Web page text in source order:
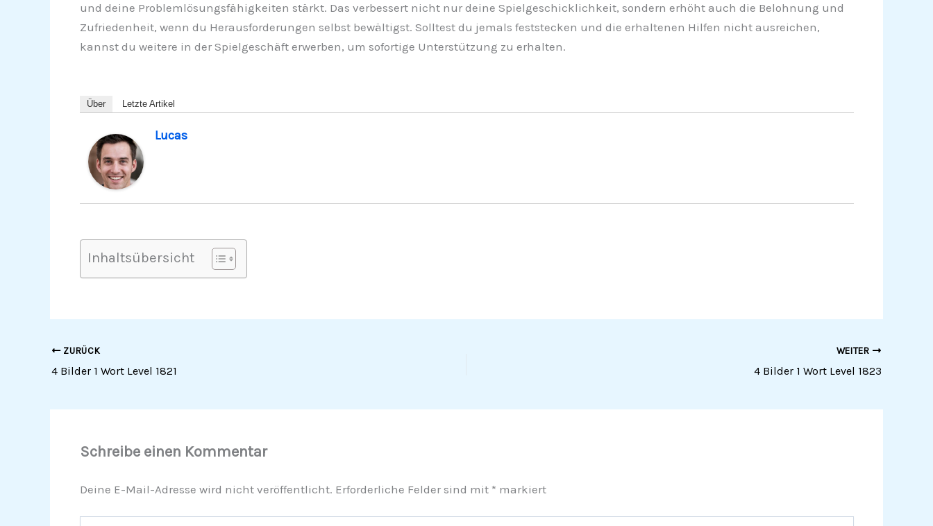
und deine Problemlösungsfähigkeiten stärkt. Das verbessert nicht nur deine Spielgeschicklichkeit, sondern erhöht auch die Belohnung und
Zufriedenheit, wenn du Herausforderungen selbst bewältigst. Solltest du jemals feststecken und die erhaltenen Hilfen nicht ausreichen,
kannst du weitere in der Spielgeschäft erwerben, um sofortige Unterstützung zu erhalten.
Über Letzte Artikel
Lucas
Inhaltsübersicht
ZURÜCK
4 Bilder 1 Wort Level 1821
WEITER
4 Bilder 1 Wort Level 1823
Schreibe einen Kommentar
Deine E-Mail-Adresse wird nicht veröffentlicht. Erforderliche Felder sind mit * markiert